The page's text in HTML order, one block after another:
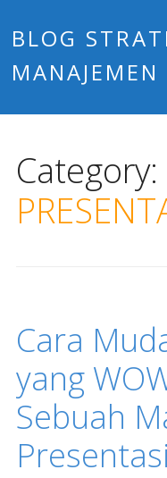
BLOG
MANAJEMEN
Category:
Cara
yang
Sebuah
Presentasi